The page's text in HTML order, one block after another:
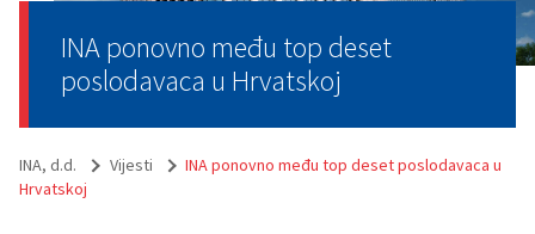
INA ponovno među top deset
poslodavaca u Hrvatskoj
INA, d.d. Vijesti
INA ponovno među top deset poslodavaca u
Hrvatskoj